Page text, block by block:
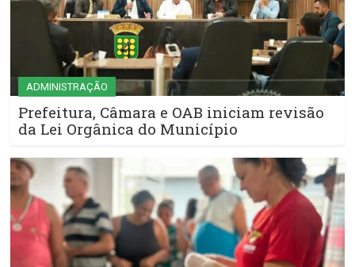
ADMINISTRAÇÃO
Prefeitura, Câmara e OAB iniciam revisão
da Lei Orgânica do Município